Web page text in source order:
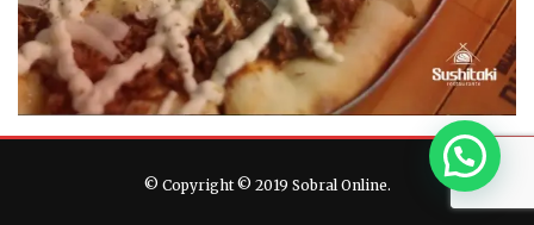
© Copyright © 2019 Sobral Online.